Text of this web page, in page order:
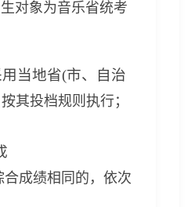
对象为音乐省统考
当地省(市、自治
其投档规则执行；
合成绩相同的，依次